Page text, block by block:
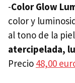
-Color Glow
color y
al tono de la
atercipelada,
Precio 48,00